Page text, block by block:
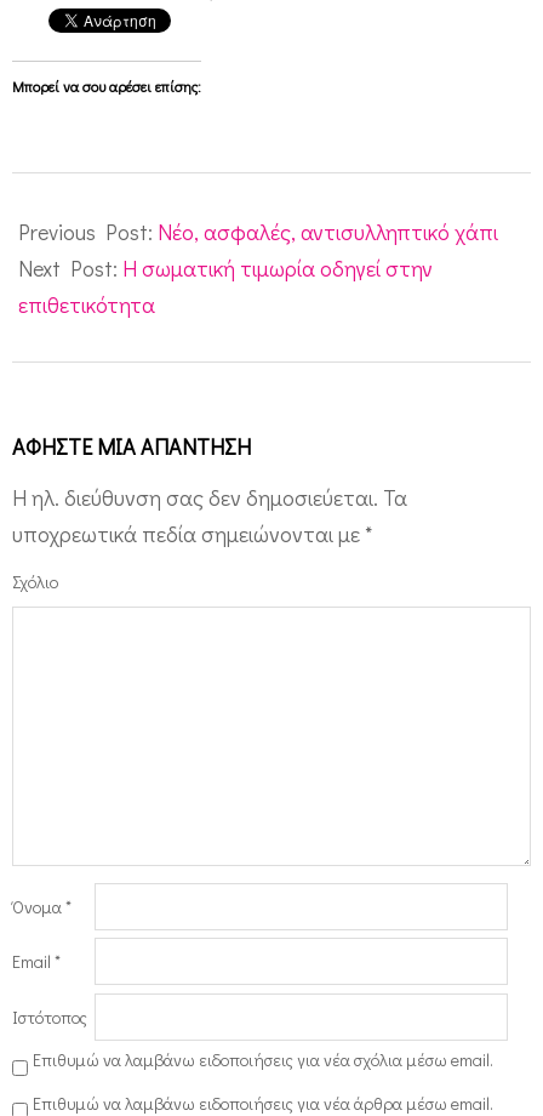
Μπορεί να σου αρέσει επίσης:
04-
14
Previous Post: Νέο, ασφαλές, αντισυλληπτικό χάπι
Next Post: Η σωματική τιμωρία οδηγεί στην
επιθετικότητα
ΑΦΉΣΤΕ ΜΙΑ ΑΠΆΝΤΗΣΗ
Η ηλ. διεύθυνση σας δεν δημοσιεύεται. Τα
υποχρεωτικά πεδία σημειώνονται με *
Σχόλιο
Όνομα*
Email *
Ιστότοπος
Επιθυμώ να λαμβάνω ειδοποιήσεις για νέα σχόλια μέσω email.
Επιθυμώ να λαμβάνω ειδοποιήσεις για νέα άρθρα μέσω email.